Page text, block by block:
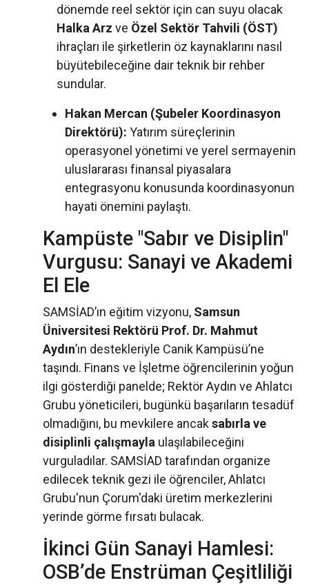
dönemde reel sektör için can suyu olacak
Halka Arz ve Özel Sektör Tahvili (ÖST)
ihraçları ile şirketlerin öz kaynaklarını nasıl
büyütebileceğine dair teknik bir rehber
sundular.
Hakan Mercan (Şubeler Koordinasyon
Direktörü): Yatırım süreçlerinin
operasyonel yönetimi ve yerel sermayenin
uluslararası finansal piyasalara
entegrasyonu konusunda koordinasyonun
hayati önemini paylaştı.
Kampüste "Sabır ve Disiplin"
Vurgusu: Sanayi ve Akademi
El Ele
SAMSİAD’ın eğitim vizyonu, Samsun
Üniversitesi Rektörü Prof. Dr. Mahmut
Aydın’ın destekleriyle Canik Kampüsü’ne
taşındı. Finans ve İşletme öğrencilerinin yoğun
ilgi gösterdiği panelde; Rektör Aydın ve Ahlatcı
Grubu yöneticileri, bugünkü başarıların tesadüf
olmadığını, bu mevkilere ancaksabırla ve
disiplinli çalışmayla ulaşılabileceğini
vurguladılar. SAMSİAD tarafından organize
edilecek teknik gezi ile öğrenciler, Ahlatcı
Grubu'nun Çorum'daki üretim merkezlerini
yerinde görme fırsatı bulacak.
İkinci Gün Sanayi Hamlesi:
OSB’de Enstrüman Çeşitliliği